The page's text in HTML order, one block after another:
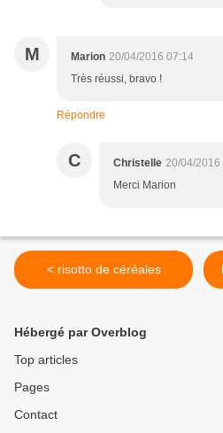
M Marion 20/04/2016 07:14
Très réussi, bravo !
Répondre
C Christelle 20/04/2016
Merci Marion
< risotto de céréales
Hébergé par Overblog
Top articles
Pages
Contact